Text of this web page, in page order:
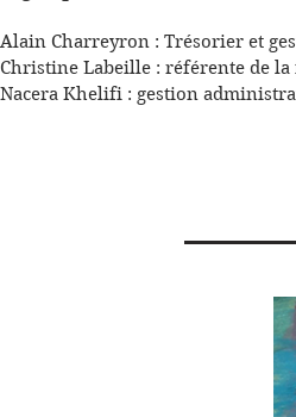
Alain Charreyron : Trésorier et
Christine Labeille : référente de la
Nacera Khelifi : gestion